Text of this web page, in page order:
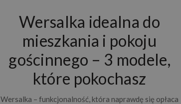
Wersalka idealna do
mieszkania i pokoju
gościnnego – 3 modele,
które pokochasz
Wersalka – funkcjonalność, która naprawdę się opłaca